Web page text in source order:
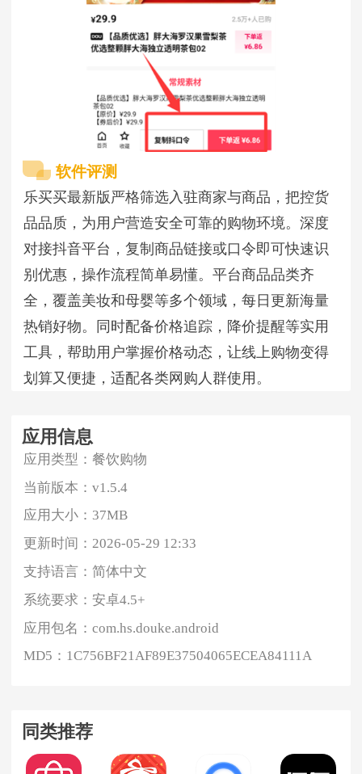
软件评测
乐买买最新版严格筛选入驻商家与商品，把控货
品品质，为用户营造安全可靠的购物环境。深度
对接抖音平台，复制商品链接或口令即可快速识
别优惠，操作流程简单易懂。平台商品品类齐
全，覆盖美妆和母婴等多个领域，每日更新海量
热销好物。同时配备价格追踪，降价提醒等实用
工具，帮助用户掌握价格动态，让线上购物变得
划算又便捷，适配各类网购人群使用。
应用信息
应用类型：餐饮购物
当前版本：v1.5.4
应用大小： 37MB
更新时间：2026-05-29 12:33
支持语言：简体中文
系统要求：安卓4.5+
应用包名：com.hs.douke.android
MD5： 1C756BF21AF89E37504065ECEA84111A
同类推荐